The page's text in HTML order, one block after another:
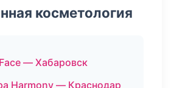
косметология
— Хабаровск
Harmony — Краснодар